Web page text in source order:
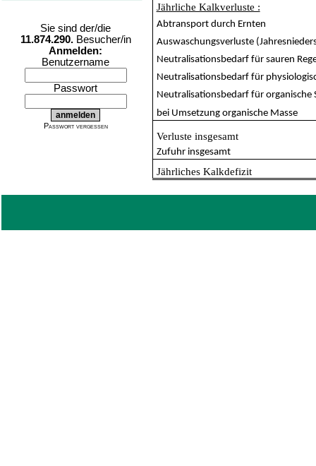
Sie sind der/die
11.874.290.Besucher/in
Anmelden:
Benutzername
Passwort
Passwort vergessen
Jährliche Kalkverluste :
Abtransport durch Ernten
Auswaschungsverluste
Neutralisationsbedarf für sauren
Neutralisationsbedarf für
Neutralisationsbedarf für organische
bei Umsetzung organische Masse
Verluste insgesamt
Zufuhr insgesamt
Jährliches Kalkdefizit